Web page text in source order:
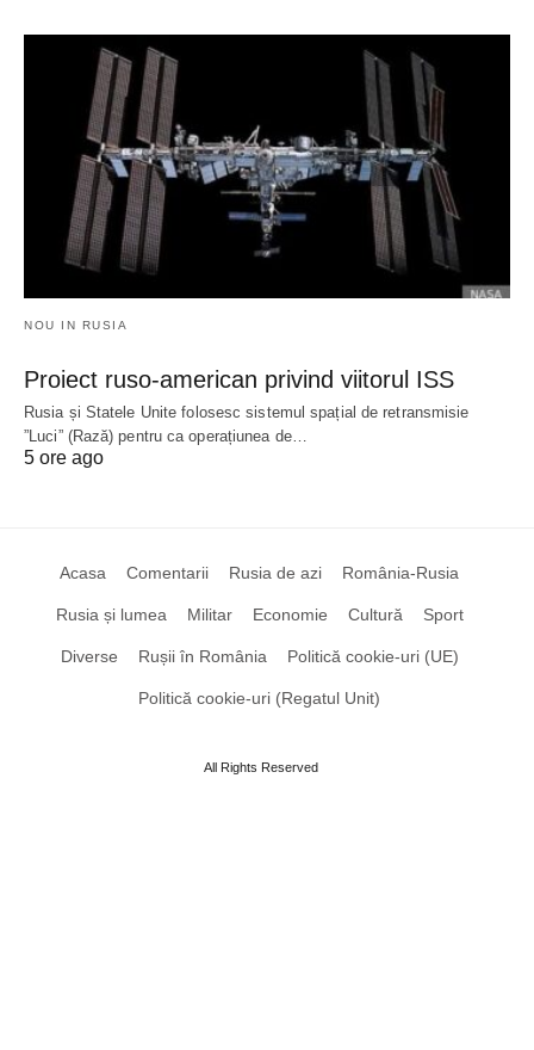
NOU IN RUSIA
Proiect ruso-american privind viitorul ISS
Rusia și Statele Unite folosesc sistemul spațial de retransmisie
”Luci” (Rază) pentru ca operațiunea de…
5 ore ago
Acasa Comentarii Rusia de azi România-Rusia
Rusia și lumea Militar Economie Cultură Sport
Diverse Rușii în România Politică cookie-uri (UE)
Politică cookie-uri (Regatul Unit)
All Rights Reserved